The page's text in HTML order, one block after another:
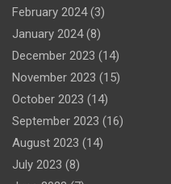
February 2024(3)
January 2024(8)
December 2023 (14)
November 2023 (15)
October 2023 (14)
September 2023 (16)
August 2023 (14)
July 2023 (8)